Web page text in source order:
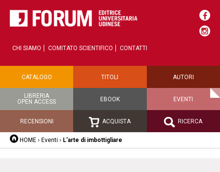
CHI SIAMO COMITATO SCIENTIFICO CONTATTI
CATALOGO TITOLI AUTORI
LIBRERIA
OPEN ACCESS
EBOOK EVENTI
RECENSIONI ACQUISTA RICERCA
HOME › Eventi › L’arte di imbottigliare